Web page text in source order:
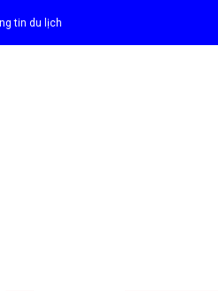
tin du lịch